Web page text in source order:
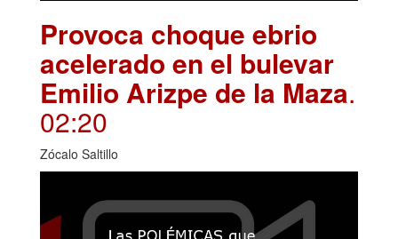
Provoca choque ebrio
acelerado en el bulevar
Emilio Arizpe de la Maza.
02:20
Zócalo Saltillo